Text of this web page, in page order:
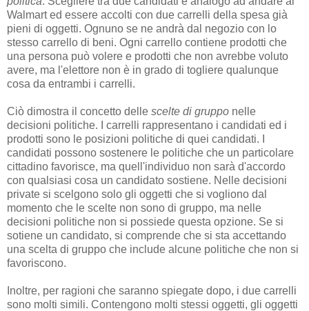
Walmart ed essere accolti con due carrelli della spesa già
pieni di oggetti. Ognuno se ne andrà dal negozio con lo
stesso carrello di beni. Ogni carrello contiene prodotti che
una persona può volere e prodotti che non avrebbe voluto
avere, ma l'elettore non è in grado di togliere qualunque
cosa da entrambi i carrelli.
Ciò dimostra il concetto delle scelte di gruppo nelle
decisioni politiche. I carrelli rappresentano i candidati ed i
prodotti sono le posizioni politiche di quei candidati. I
candidati possono sostenere le politiche che un particolare
cittadino favorisce, ma quell'individuo non sarà d'accordo
con qualsiasi cosa un candidato sostiene. Nelle decisioni
private si scelgono solo gli oggetti che si vogliono dal
momento che le scelte non sono di gruppo, ma nelle
decisioni politiche non si possiede questa opzione. Se si
sotiene un candidato, si comprende che si sta accettando
una scelta di gruppo che include alcune politiche che non si
favoriscono.
Inoltre, per ragioni che saranno spiegate dopo, i due carrelli
sono molti simili. Contengono molti stessi oggetti, gli oggetti